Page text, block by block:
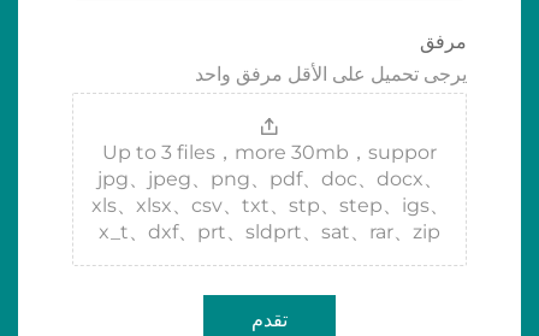
مرفق
يرجى تحميل على الأقل مرفق واحد
Up to 3 files，more 30mb，suppor
jpg、jpeg、png、pdf、doc、docx、
xls、xlsx、csv、txt、stp、step、igs、
x_t、dxf、prt、sldprt、sat、rar、zip
تقدم